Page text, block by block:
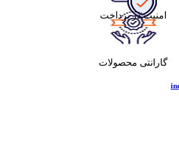
امنیت در پرداخت
گارانتی محصولات